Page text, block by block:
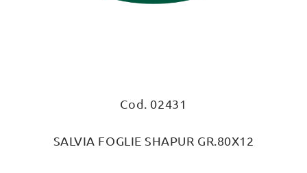
Cod. 02431
SALVIA FOGLIE SHAPUR GR.80X12